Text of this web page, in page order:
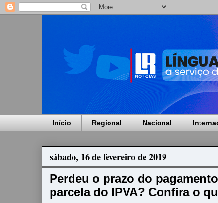
Início Regional Nacional
sábado, 16 de fevereiro de 2019
Perdeu o prazo do
parcela do IPVA? Confira o